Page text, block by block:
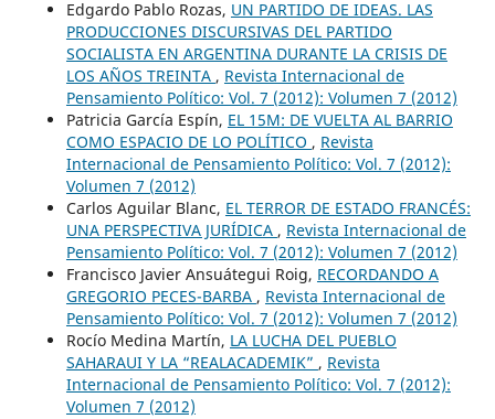
Edgardo Pablo Rozas, UN PARTIDO DE IDEAS. LAS
PRODUCCIONES DISCURSIVAS DEL PARTIDO
SOCIALISTA EN ARGENTINA DURANTE LA CRISIS DE
LOS AÑOS TREINTA , Revista Internacional de
Pensamiento Político: Vol. 7 (2012): Volumen 7 (2012)
Patricia García Espín, EL 15M: DE VUELTA AL BARRIO
COMO ESPACIO DE LO POLÍTICO , Revista
Internacional de Pensamiento Político: Vol. 7 (2012):
Volumen 7 (2012)
Carlos Aguilar Blanc, EL TERROR DE ESTADO FRANCÉS:
UNA PERSPECTIVA JURÍDICA , Revista Internacional de
Pensamiento Político: Vol. 7 (2012): Volumen 7 (2012)
Francisco Javier Ansuátegui Roig, RECORDANDO A
GREGORIO PECES-BARBA , Revista Internacional de
Pensamiento Político: Vol. 7 (2012): Volumen 7 (2012)
Rocío Medina Martín, LA LUCHA DEL PUEBLO
SAHARAUI Y LA “REALACADEMIK” , Revista
Internacional de Pensamiento Político: Vol. 7 (2012):
Volumen 7 (2012)